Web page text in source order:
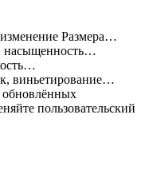
изменение Размера…
насыщенность…
виньетирование…
обновлённых
пользовательский